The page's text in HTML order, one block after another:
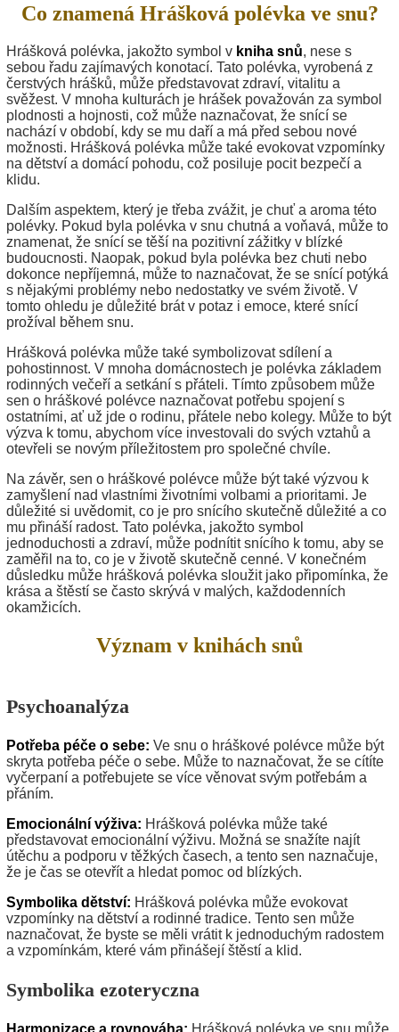
Co znamená Hrášková polévka ve snu?
Hrášková polévka, jakožto symbol v kniha snů, nese s
sebou řadu zajímavých konotací. Tato polévka, vyrobená z
čerstvých hrášků, může představovat zdraví, vitalitu a
svěžest. V mnoha kulturách je hrášek považován za symbol
plodnosti a hojnosti, což může naznačovat, že snící se
nachází v období, kdy se mu daří a má před sebou nové
možnosti. Hrášková polévka může také evokovat vzpomínky
na dětství a domácí pohodu, což posiluje pocit bezpečí a
klidu.
Dalším aspektem, který je třeba zvážit, je chuť a aroma této
polévky. Pokud byla polévka v snu chutná a voňavá, může to
znamenat, že snící se těší na pozitivní zážitky v blízké
budoucnosti. Naopak, pokud byla polévka bez chuti nebo
dokonce nepříjemná, může to naznačovat, že se snící potýká
s nějakými problémy nebo nedostatky ve svém životě. V
tomto ohledu je důležité brát v potaz i emoce, které snící
prožíval během snu.
Hrášková polévka může také symbolizovat sdílení a
pohostinnost. V mnoha domácnostech je polévka základem
rodinných večeří a setkání s přáteli. Tímto způsobem může
sen o hráškové polévce naznačovat potřebu spojení s
ostatními, ať už jde o rodinu, přátele nebo kolegy. Může to být
výzva k tomu, abychom více investovali do svých vztahů a
otevřeli se novým příležitostem pro společné chvíle.
Na závěr, sen o hráškové polévce může být také výzvou k
zamyšlení nad vlastními životními volbami a prioritami. Je
důležité si uvědomit, co je pro snícího skutečně důležité a co
mu přináší radost. Tato polévka, jakožto symbol
jednoduchosti a zdraví, může podnítit snícího k tomu, aby se
zaměřil na to, co je v životě skutečně cenné. V konečném
důsledku může hrášková polévka sloužit jako připomínka, že
krása a štěstí se často skrývá v malých, každodenních
okamžicích.
Význam v knihách snů
Psychoanalýza
Potřeba péče o sebe: Ve snu o hráškové polévce může být
skryta potřeba péče o sebe. Může to naznačovat, že se cítíte
vyčerpaní a potřebujete se více věnovat svým potřebám a
přáním.
Emocionální výživa: Hrášková polévka může také
představovat emocionální výživu. Možná se snažíte najít
útěchu a podporu v těžkých časech, a tento sen naznačuje,
že je čas se otevřít a hledat pomoc od blízkých.
Symbolika dětství: Hrášková polévka může evokovat
vzpomínky na dětství a rodinné tradice. Tento sen může
naznačovat, že byste se měli vrátit k jednoduchým radostem
a vzpomínkám, které vám přinášejí štěstí a klid.
Symbolika ezoteryczna
Harmonizace a rovnováha: Hrášková polévka ve snu může